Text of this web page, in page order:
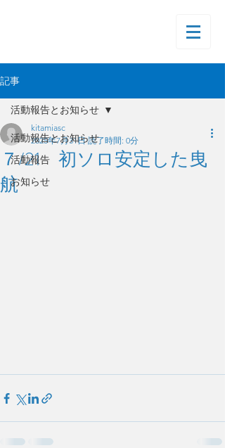
記事
活動報告とお知らせ
活動報告
お知らせ
活動報告とお知らせ
７/21 初ソロ安定した曳
航
kitamiasc
2025年7月31日 読了時間: 0分